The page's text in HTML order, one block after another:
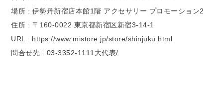
場所 : 伊勢丹新宿店本館1階 アクセサリー プロモーション2
住所 : 〒160-0022 東京都新宿区新宿3-14-1
URL : https://www.mistore.jp/store/shinjuku.html
問合せ先 : 03-3352-1111大代表/